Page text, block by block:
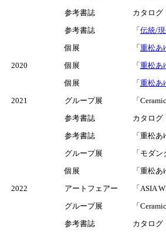
参考書誌
カタロ
参考書誌
「 伝統/
個展
「 重松あ
2020
個展 「 重松あ
個展
「 重松あ
2021
グループ展
「
参考書誌
カタログ
参考書誌
「重松
グループ展
「モダ
個展
「重松
2022
アートフェアー
「ASIA
グループ展
「
参考書誌
カタログ